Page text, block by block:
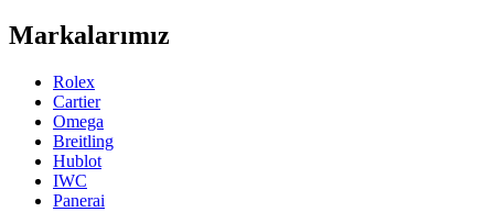
Markalarımız
Rolex
Cartier
Omega
Breitling
Hublot
IWC
Panerai